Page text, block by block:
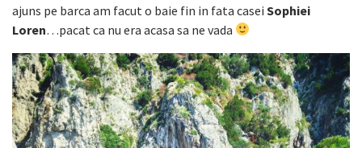
ajuns pe barca am facut o baie fin in fata casei Sophiei
Loren…pacat ca nu era acasa sa ne vada